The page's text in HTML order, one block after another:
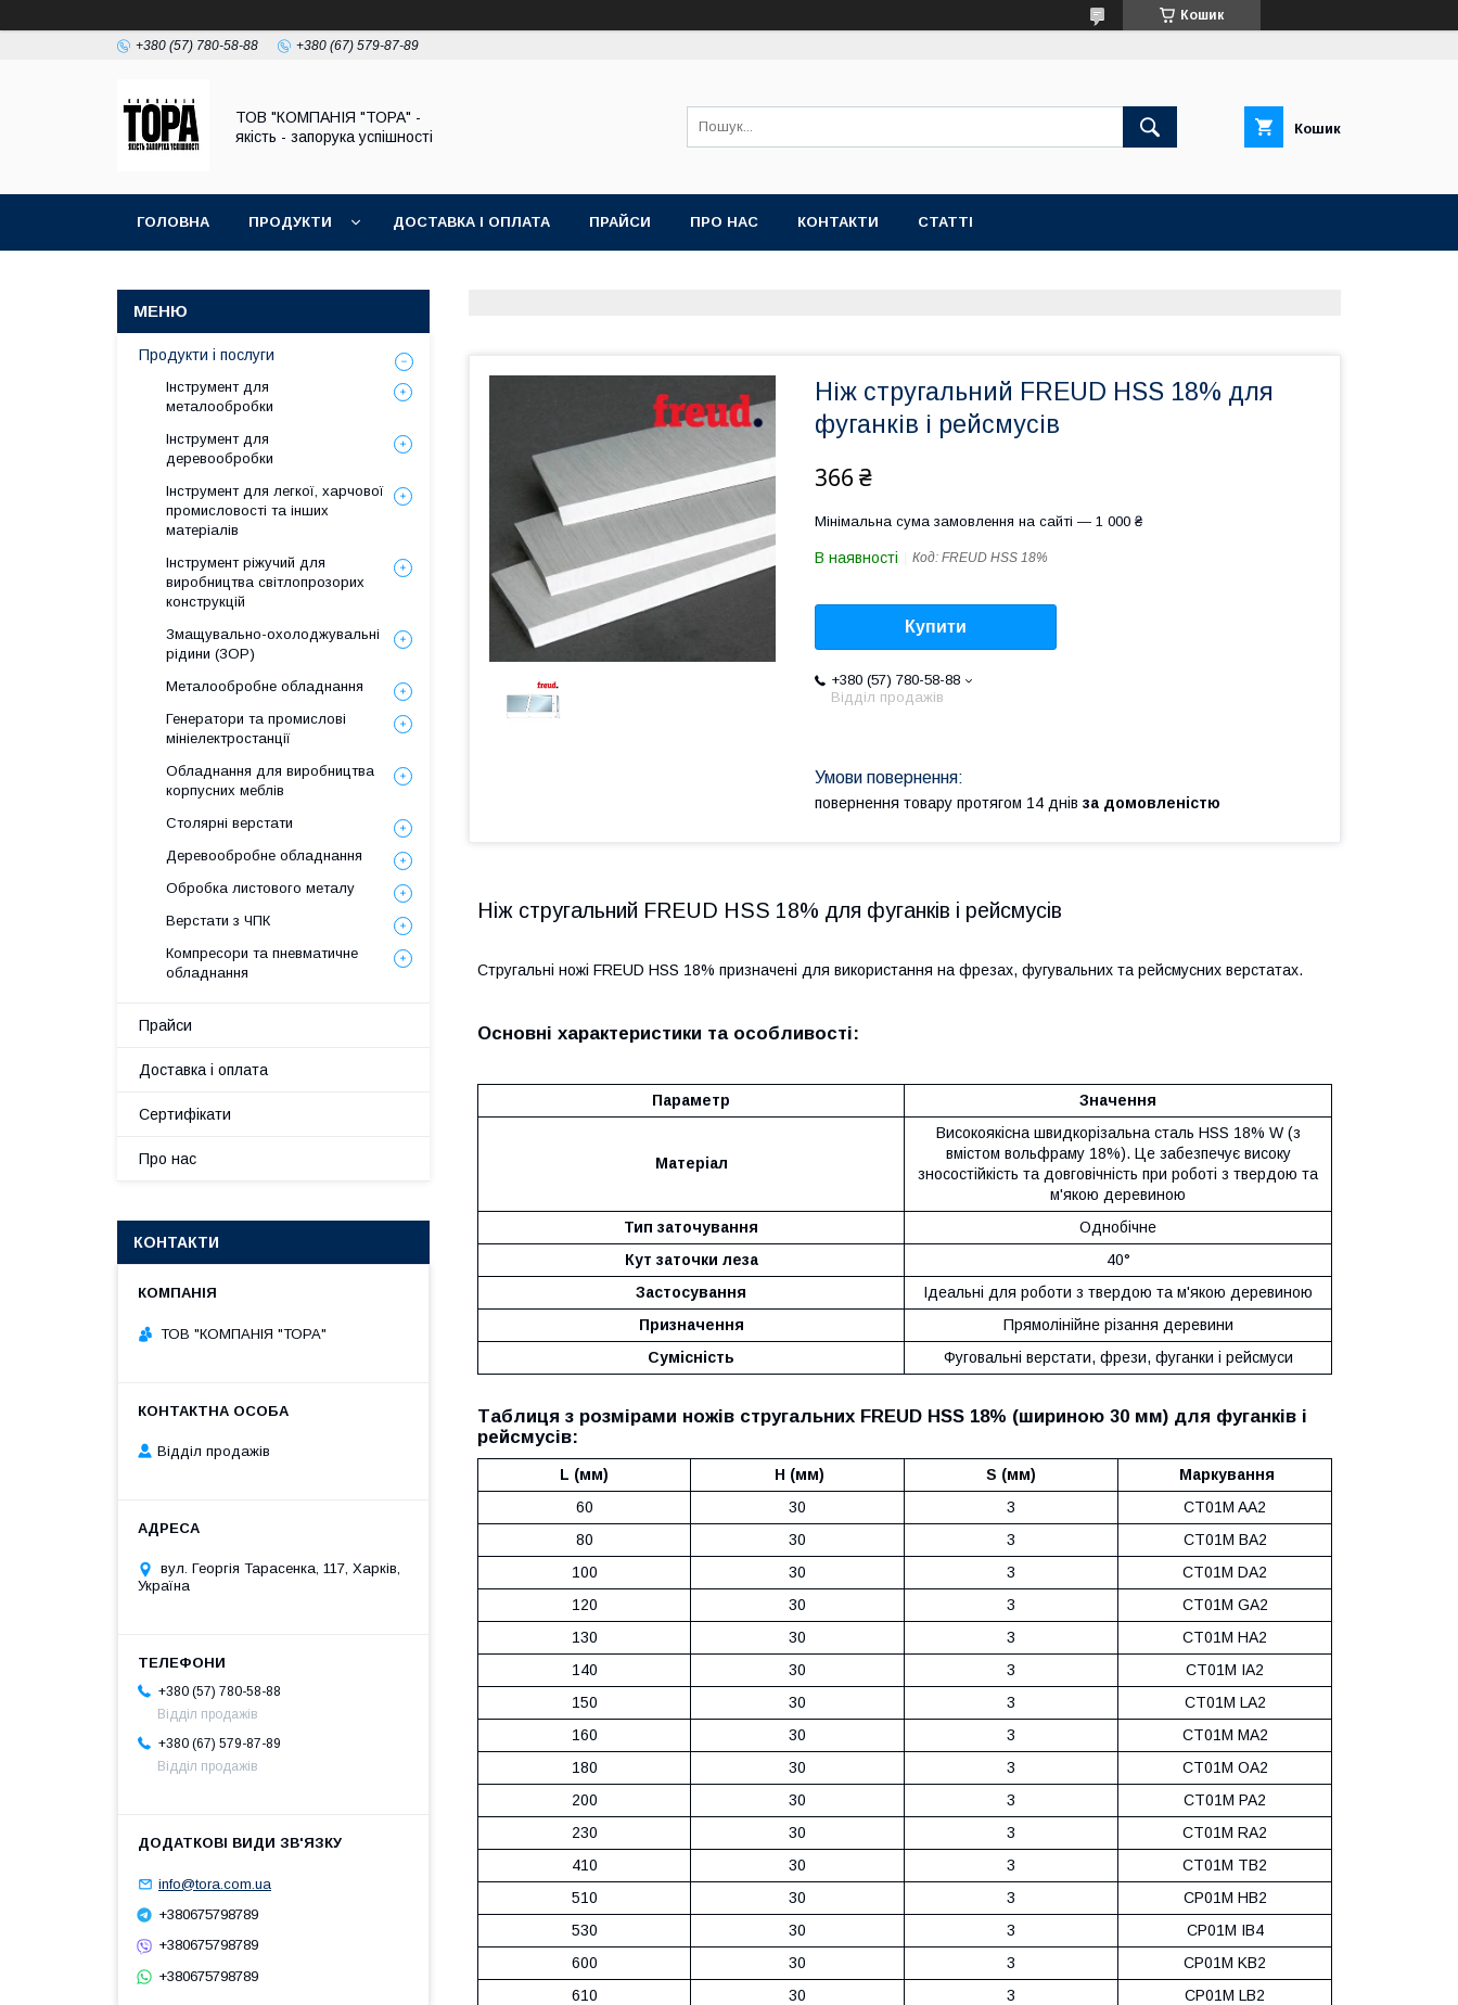
Кошик
+380 (57) 780-58-88 +380 (67) 579-87-89
ТОВ "КОМПАНІЯ "ТОРА" -
якість - запорука успішності
Кошик
ГОЛОВНА ПРОДУКТИ ДОСТАВКА І ОПЛАТА ПРАЙСИ ПРО НАС КОНТАКТИ СТАТТІ
Ніж стругальний FREUD HSS 18% для
фуганків і рейсмусів
366 ₴
Мінімальна сума замовлення на сайті — 1 000 ₴
В наявності Код: FREUD HSS 18%
Купити
+380 (57) 780-58-88
Відділ продажів
повернення товару протягом 14 днів за домовленістю
Ніж стругальний FREUD HSS 18% для фуганків і рейсмусів
Стругальні ножі FREUD HSS 18% призначені для використання на фрезах, фугувальних та рейсмусних верстатах.
Основні характеристики та особливості:
Параметр Значення
Матеріал
Високоякісна швидкорізальна сталь HSS 18% W (з
вмістом вольфраму 18%). Це забезпечує високу
зносостійкість та довговічність при роботі з твердою та
м'якою деревиною
Тип заточування
Однобічне
Кут заточки леза
40°
Застосування
Ідеальні для роботи з твердою та м'якою деревиною
Призначення
Прямолінійне різання деревини
Сумісність
Фуговальні верстати, фрези, фуганки і рейсмуси
Таблиця з розмірами ножів стругальних FREUD HSS 18% (шириною 30 мм) для фуганків і
рейсмусів:
L (мм) H (мм) S (мм)
Маркування
60
30 3
CT01M AA2
80
30 3
CT01M BA2
100
30 3
CT01M DA2
120
30 3
CT01M GA2
130
30 3
CT01M HA2
140
30 3
CT01M IA2
150
30 3
CT01M LA2
160
30 3
CT01M MA2
180
30 3
CT01M OA2
200
30 3
CT01M PA2
230
30 3
CT01M RA2
410
30 3
CT01M TB2
510
30 3
CP01M HB2
530
30 3
CP01M IB4
600
30 3
CP01M KB2
610
30 3
CP01M LB2
Продукти і послуги
Інструмент для
металообробки
Інструмент для
деревообробки
Інструмент для легкої, харчової
промисловості та інших
матеріалів
Інструмент ріжучий для
виробництва світлопрозорих
конструкцій
Змащувально-охолоджувальні
рідини (ЗОР)
Металообробне обладнання
Генератори та промислові
мініелектростанції
Обладнання для виробництва
корпусних меблів
Столярні верстати
Деревообробне обладнання
Обробка листового металу
Верстати з ЧПК
Компресори та пневматичне
обладнання
Прайси
Доставка і оплата
Сертифікати
Про нас
КОНТАКТИ
ТОВ "КОМПАНІЯ "ТОРА"
Відділ продажів
вул. Георгія Тарасенка, 117, Харків,
Україна
+380 (57) 780-58-88
Відділ продажів
+380 (67) 579-87-89
Відділ продажів
info@tora.com.ua
+380675798789
+380675798789
+380675798789